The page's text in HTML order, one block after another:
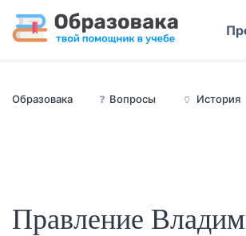
Образовака ❓ Вопросы 🏺 История
Правление